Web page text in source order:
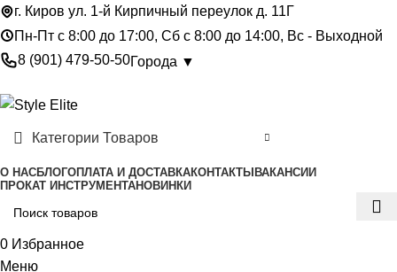
г. Киров ул. 1-й Кирпичный переулок д. 11Г
Пн-Пт с 8:00 до 17:00, Сб с 8:00 до 14:00, Вс - Выходной
8 (901) 479-50-50Города ▼
Категории Товаров
О НАСБЛОГОПЛАТА И ДОСТАВКАКОНТАКТЫ ВАКАНСИИ
ПРОКАТ ИНСТРУМЕНТАНОВИНКИ
0 Избранное
Меню